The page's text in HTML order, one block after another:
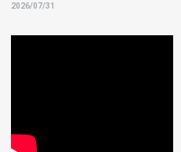
2026/07/31